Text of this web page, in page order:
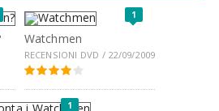
1
Watchmen
RECENSIONI DVD / 22/09/2009
1